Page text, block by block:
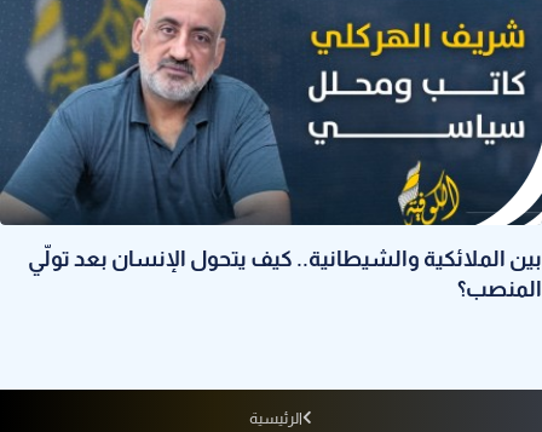
بين الملائكية والشيطانية.. كيف يتحول الإنسان بعد تولّي
المنصب؟
الرئيسية